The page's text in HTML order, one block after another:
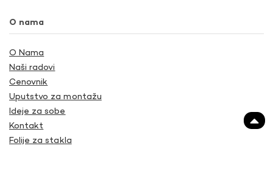
O nama
O Nama
Naši radovi
Cenovnik
Uputstvo za montažu
Ideje za sobe
Kontakt
Folije za stakla